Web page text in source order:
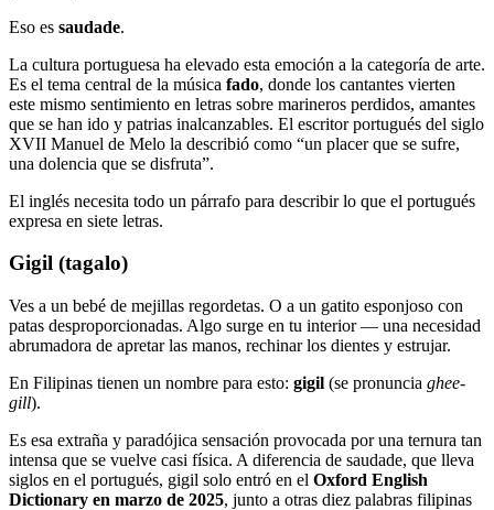
Eso es saudade.
La cultura portuguesa ha elevado esta emoción a la categoría de arte.
Es el tema central de la música fado, donde los cantantes vierten
este mismo sentimiento en letras sobre marineros perdidos, amantes
que se han ido y patrias inalcanzables. El escritor portugués del siglo
XVII Manuel de Melo la describió como “un placer que se sufre,
una dolencia que se disfruta”.
El inglés necesita todo un párrafo para describir lo que el portugués
expresa en siete letras.
Gigil (tagalo)
Ves a un bebé de mejillas regordetas. O a un gatito esponjoso con
patas desproporcionadas. Algo surge en tu interior — una necesidad
abrumadora de apretar las manos, rechinar los dientes y estrujar.
En Filipinas tienen un nombre para esto: gigil (se pronuncia ghee-
gill).
Es esa extraña y paradójica sensación provocada por una ternura tan
intensa que se vuelve casi física. A diferencia de saudade, que lleva
siglos en el portugués, gigil solo entró en el Oxford English
Dictionary en marzo de 2025, junto a otras diez palabras filipinas